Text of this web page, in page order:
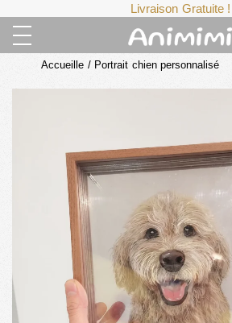
Livraison Gratuite !
Accueille / Portrait chien personnalisé